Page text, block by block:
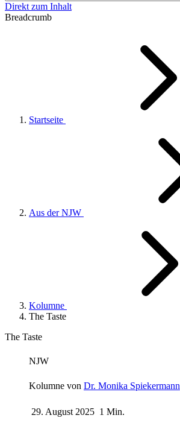
Direkt zum Inhalt
Breadcrumb
Startseite
Aus der NJW
Kolumne
The Taste
The Taste
NJW
Kolumne von Dr. Monika Spiekermann
29. August 2025 1 Min.